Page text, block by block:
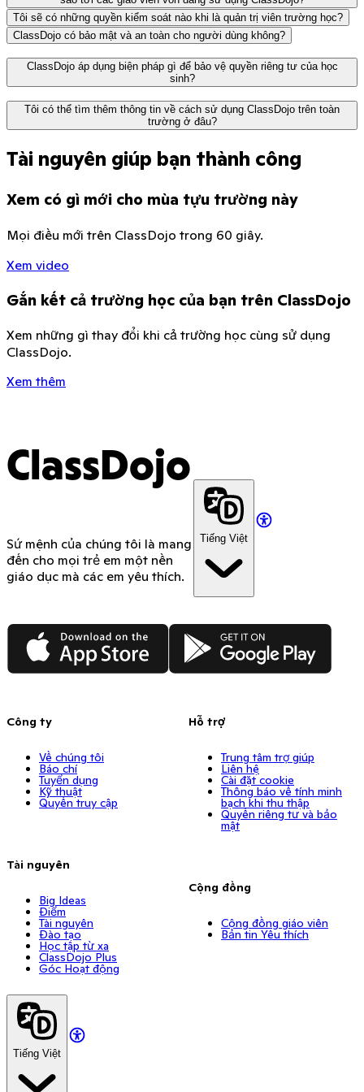
Tôi sẽ có những quyền kiểm soát nào khi là quản trị viên trường học?
ClassDojo có bảo mật và an toàn cho người dùng không?
Tìm hiểu thêm tại đây
ClassDojo áp dụng biện pháp gì để bảo vệ quyền riêng tư của học
sinh?
Không có nhà quảng cáo hay đơn vị tiếp thị nào. Mọi
nội dung được chia sẻ trên ClassDojo sẽ không bao giờ
được chia sẻ với bên thứ ba.
Chúng tôi áp dụng các biện pháp bảo mật mới nhất để
các nhà nghiên cứu bảo mật độc lập để đặt hệ thống
Trung tâm quyền riêng tư của chúng tôi giải thích rõ
ràng, đơn giản tất cả các thực tiễn của chúng tôi. Chúng
nếu chúng tôi thực hiện bất kỳ thay đổi nào đối với các
Tôi có thể tìm thêm thông tin về cách sử dụng ClassDojo trên toàn
trường ở đâu?
Tài nguyên giúp bạn thành công
Xem có gì mới cho mùa tựu trường này
Mọi điều mới trên ClassDojo trong 60 giây.
Xem video
Gắn kết cả trường học của bạn trên ClassDojo
Xem những gì thay đổi khi cả trường học cùng sử dụng
ClassDojo.
Xem thêm
ClassDojo
Sứ mệnh của chúng tôi là mang
đến cho mọi trẻ em một nền
giáo dục mà các em yêu thích.
Tiếng Việt
App Store Google Play
Công ty
Về chúng tôi
Báo chí
Tuyển dụng
Kỹ thuật
Quyền truy cập
Tài nguyên
Big Ideas
Điểm
Tài nguyên
Đào tạo
Học tập từ xa
ClassDojo Plus
Góc Hoạt động
Hỗ trợ
Trung tâm trợ giúp
Liên hệ
Cài đặt cookie
Thông báo về tính minh
bạch khi thu thập
Quyền riêng tư và bảo
mật
Cộng đồng
Cộng đồng giáo viên
Bản tin Yêu thích
Tiếng Việt